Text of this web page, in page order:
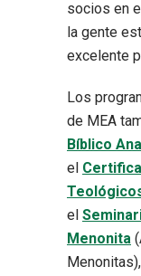
socios en
la gente
excelente
Los
de MEA
Bíblico
el
el
Menonita